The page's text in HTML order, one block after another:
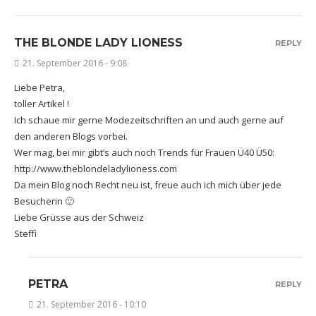
THE BLONDE LADY LIONESS
21. September 2016 - 9:08
Liebe Petra,
toller Artikel !
Ich schaue mir gerne Modezeitschriften an und auch gerne auf
den anderen Blogs vorbei.
Wer mag, bei mir gibt’s auch noch Trends für Frauen Ü40 Ü50:
http://www.theblondeladylioness.com
Da mein Blog noch Recht neu ist, freue auch ich mich über jede
Besucherin 🙂
Liebe Grüsse aus der Schweiz
Steffi
REPLY
PETRA
21. September 2016 - 10:10
REPLY